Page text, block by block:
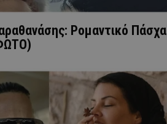
Ρομαντικό Πάσχα